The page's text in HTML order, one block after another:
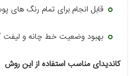
قابل انجام برای تمام رنگ های
بهبود وضعیت خط چانه و لیفت
کاندیدای مناسب استفاده از این روش